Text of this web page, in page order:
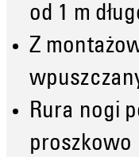
od 1 m
Z
Rura nogi
proszkowo